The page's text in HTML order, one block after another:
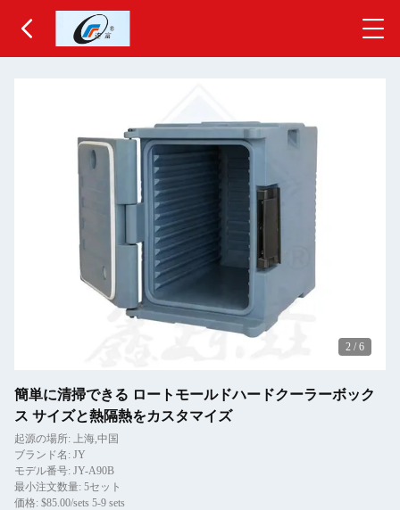
2 / 6
簡単に清掃できる ロートモールドハードクーラーボック
ス サイズと熱隔熱をカスタマイズ
起源の場所: 上海,中国
ブランド名: JY
モデル番号: JY-A90B
最小注文数量: 5セット
価格: $85.00/sets 5-9 sets